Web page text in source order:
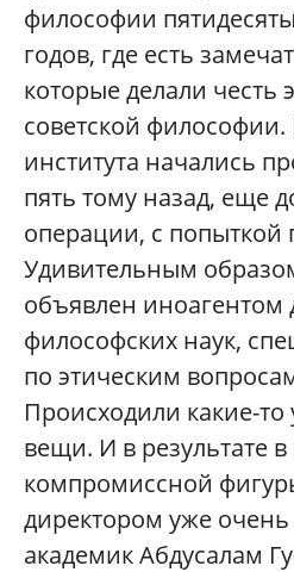
философии
годов, где есть
которые делали честь
советской философии.
института начались
пять тому назад, еще
операции, с попыткой
Удивительным
объявлен иноагентом
философских наук,
по этическим
Происходили какие-
вещи. И в результате в
компромиссной
директором уже
академик Абдусалам